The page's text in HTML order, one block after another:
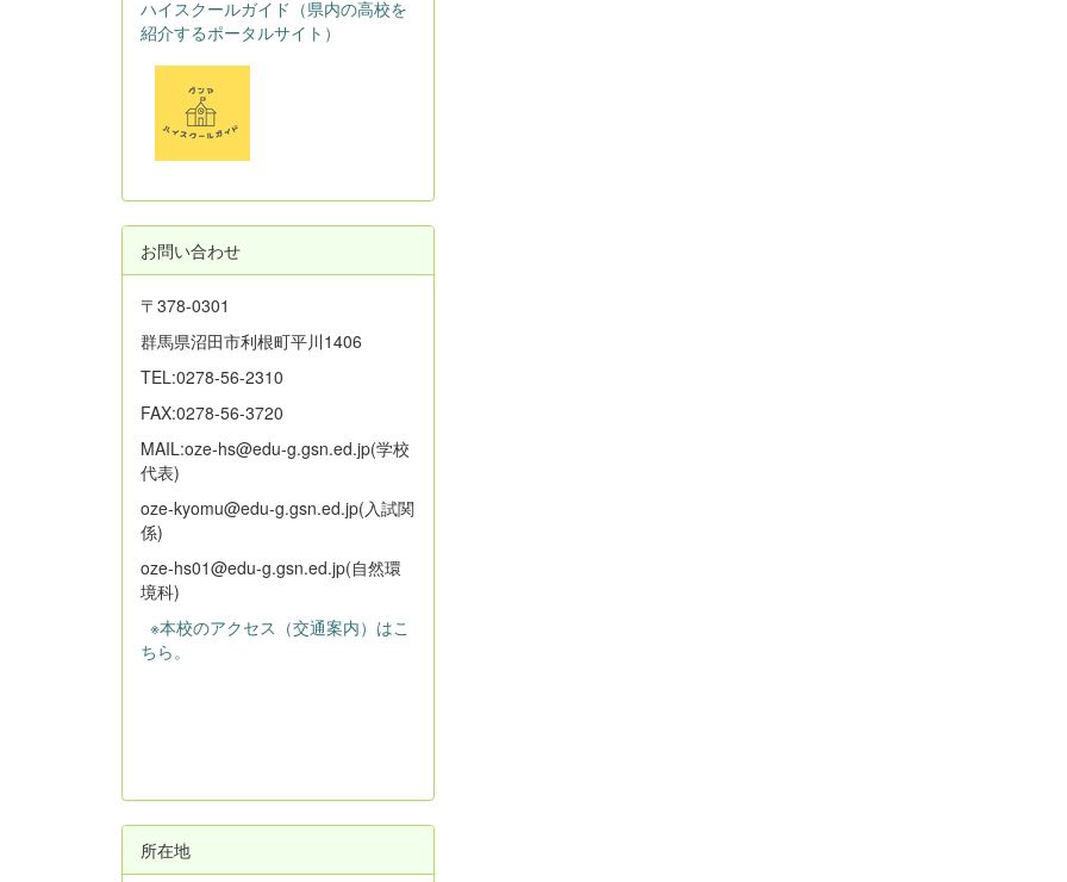
ハイスクールガイド（県内の高校を
紹介するポータルサイト）
お問い合わせ
〒378-0301
群馬県沼田市利根町平川1406
TEL:0278-56-2310
FAX:0278-56-3720
MAIL:oze-hs@edu-g.gsn.ed.jp(学校
代表)
oze-kyomu@edu-g.gsn.ed.jp(入試関
係)
oze-hs01@edu-g.gsn.ed.jp(自然環
境科)
※本校のアクセス（交通案内）はこ
ちら。
所在地